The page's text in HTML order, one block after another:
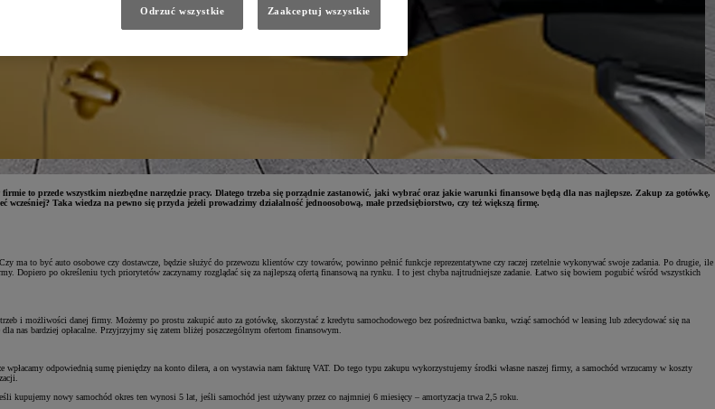
to przede wszystkim niezbędne narzędzie pracy. Dlatego trzeba się porządnie zastanowić, jaki wybrać oraz jakie warunki finansowe będą dla nas najlepsze. Zakup za gotówkę,
Taka wiedza na pewno się przyda jeżeli prowadzimy działalność jednoosobową, małe przedsiębiorstwo, czy też większą firmę.
ma to być auto osobowe czy dostawcze, będzie służyć do przewozu klientów czy towarów, powinno pełnić funkcje reprezentatywne czy raczej rzetelnie wykonywać swoje zadania. Po drugie, ile
po określeniu tych priorytetów zaczynamy rozglądać się za najlepszą ofertą finansową na rynku. I to jest chyba najtrudniejsze zadanie. Łatwo się bowiem pogubić wśród wszystkich
i możliwości danej firmy. Możemy po prostu zakupić auto za gotówkę, skorzystać z kredytu samochodowego bez pośrednictwa banku, wziąć samochód w leasing lub zdecydować się na
nas bardziej opłacalne. Przyjrzyjmy się zatem bliżej poszczególnym ofertom finansowym.
odpowiednią sumę pieniędzy na konto dilera, a on wystawia nam fakturę VAT. Do tego typu zakupu wykorzystujemy środki własne naszej firmy, a samochód wrzucamy w koszty
kupujemy nowy samochód okres ten wynosi 5 lat, jeśli samochód jest używany przez co najmniej 6 miesięcy – amortyzacja trwa 2,5 roku.
Odrzuć wszystkie Zaakceptuj wszystkie